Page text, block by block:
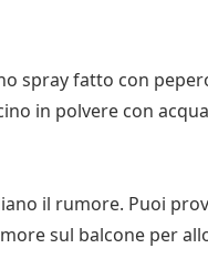
spray fatto con
in polvere con
il rumore. Puoi
sul balcone per